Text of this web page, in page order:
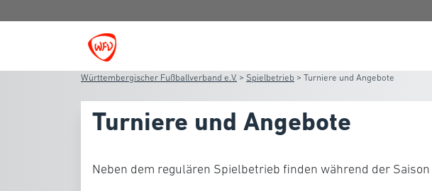
Württembergischer Fußballverband e.V. > Spielbetrieb > Turniere und Angebote
Turniere und Angebote
Neben dem regulären Spielbetrieb finden während der